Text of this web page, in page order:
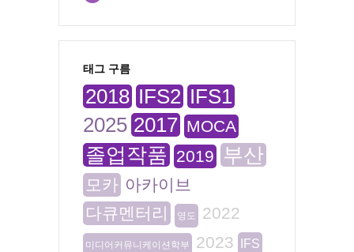
태그 구름
2018 IFS2 IFS1
2025 2017 MOCA
졸업작품 2019 부산
모카 아카이브
다큐멘터리
영도 2022
미디어커뮤니케이션학부 2023 IFS